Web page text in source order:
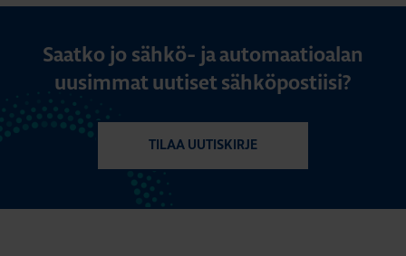
Saatko jo sähkö- ja automaatioalan
uusimmat uutiset sähköpostiisi?
TILAA UUTISKIRJE